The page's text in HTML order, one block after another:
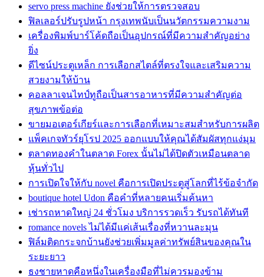
servo press machine ยังช่วยให้การตรวจสอบ
ฟิลเลอร์ปรับรูปหน้า กรุงเทพนับเป็นนวัตกรรมความงาม
เครื่องพิมพ์บาร์โค้ดถือเป็นอุปกรณ์ที่มีความสำคัญอย่าง
ยิ่ง
ดีไซน์ประตูเหล็ก การเลือกสไตล์ที่ตรงใจและเสริมความ
สวยงามให้บ้าน
คอลลาเจนไทป์ทูถือเป็นสารอาหารที่มีความสำคัญต่อ
สุขภาพข้อต่อ
ขายมอเตอร์เกียร์และการเลือกที่เหมาะสมสำหรับการผลิต
แพ็คเกจทัวร์ยุโรป 2025 ออกแบบให้คุณได้สัมผัสทุกแง่มุม
ตลาดทองคำในตลาด Forex นั้นไม่ได้ปิดตัวเหมือนตลาด
หุ้นทั่วไป
การเปิดใจให้กับ novel คือการเปิดประตูสู่โลกที่ไร้ข้อจำกัด
boutique hotel Udon คือคำที่หลายคนเริ่มค้นหา
เช่ารถหาดใหญ่ 24 ชั่วโมง บริการรวดเร็ว รับรถได้ทันที
romance novels ไม่ได้มีแค่เส้นเรื่องที่หวานละมุน
ฟิล์มติดกระจกบ้านยังช่วยเพิ่มมูลค่าทรัพย์สินของคุณใน
ระยะยาว
ธงชายหาดคือหนึ่งในเครื่องมือที่ไม่ควรมองข้าม